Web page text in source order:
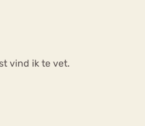
vind ik te vet.